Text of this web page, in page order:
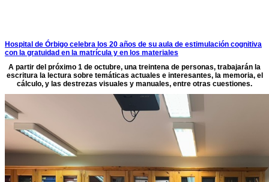
Hospital de Órbigo celebra los 20 años de su aula de estimulación cognitiva
con la gratuidad en la matrícula y en los materiales
A partir del próximo 1 de octubre, una treintena de personas, trabajarán la
escritura la lectura sobre temáticas actuales e interesantes, la memoria, el
cálculo, y las destrezas visuales y manuales, entre otras cuestiones.